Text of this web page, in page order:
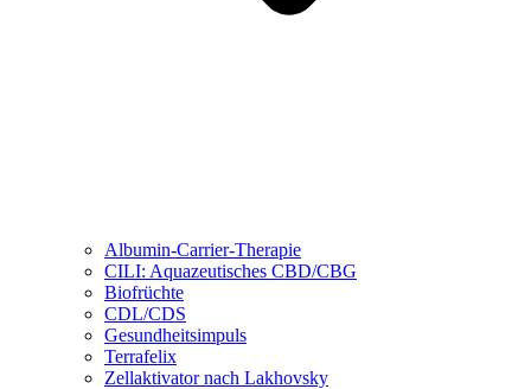
Albumin-Carrier-Therapie
CILI: Aquazeutisches CBD/CBG
Biofrüchte
CDL/CDS
Gesundheitsimpuls
Terrafelix
Zellaktivator nach Lakhovsky